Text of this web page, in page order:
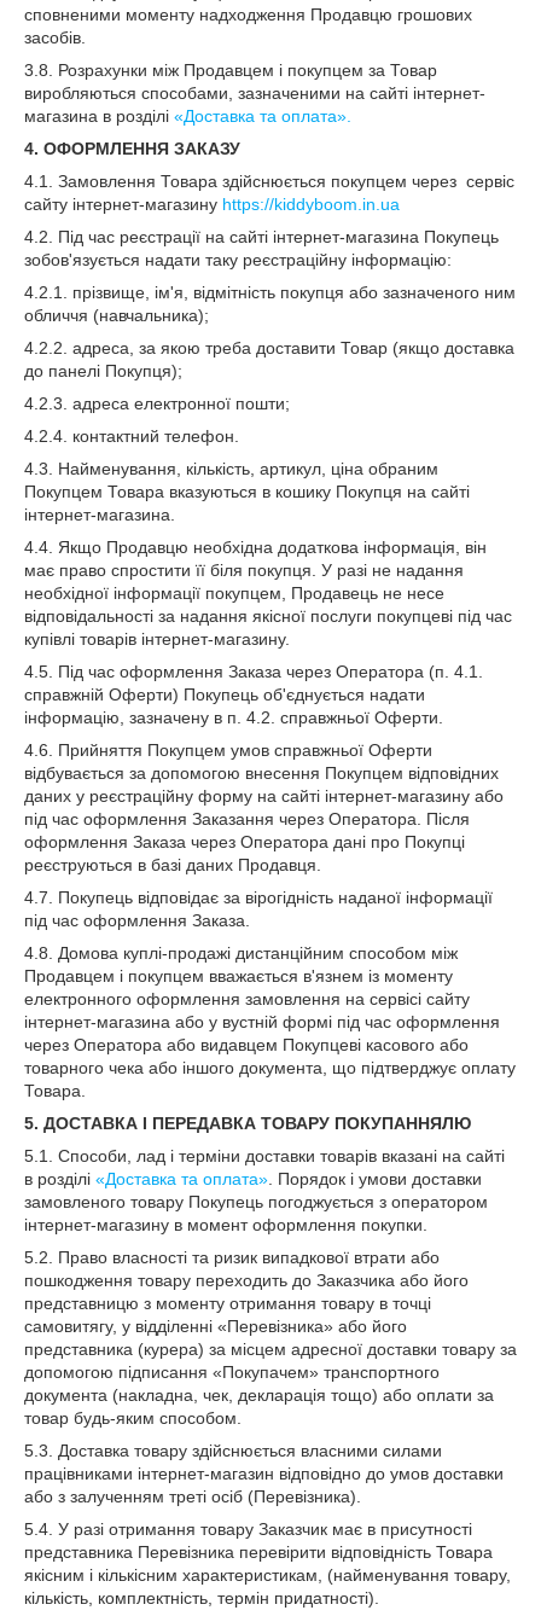
сповненими моменту надходження Продавцю грошових
засобів.
3.8. Розрахунки між Продавцем і покупцем за Товар
виробляються способами, зазначеними на сайті інтернет-
магазина в розділі «Доставка та оплата».
4. ОФОРМЛЕННЯ ЗАКАЗУ
4.1. Замовлення Товара здійснюється покупцем через сервіс
сайту інтернет-магазину https://kiddyboom.in.ua
4.2. Під час реєстрації на сайті інтернет-магазина Покупець
зобов'язується надати таку реєстраційну інформацію:
4.2.1. прізвище, ім'я, відмітність покупця або зазначеного ним
обличчя (навчальника);
4.2.2. адреса, за якою треба доставити Товар (якщо доставка
до панелі Покупця);
4.2.3. адреса електронної пошти;
4.2.4. контактний телефон.
4.3. Найменування, кількість, артикул, ціна обраним
Покупцем Товара вказуються в кошику Покупця на сайті
інтернет-магазина.
4.4. Якщо Продавцю необхідна додаткова інформація, він
має право спростити її біля покупця. У разі не надання
необхідної інформації покупцем, Продавець не несе
відповідальності за надання якісної послуги покупцеві під час
купівлі товарів інтернет-магазину.
4.5. Під час оформлення Заказа через Оператора (п. 4.1.
справжній Оферти) Покупець об'єднується надати
інформацію, зазначену в п. 4.2. справжньої Оферти.
4.6. Прийняття Покупцем умов справжньої Оферти
відбувається за допомогою внесення Покупцем відповідних
даних у реєстраційну форму на сайті інтернет-магазину або
під час оформлення Заказання через Оператора. Після
оформлення Заказа через Оператора дані про Покупці
реєструються в базі даних Продавця.
4.7. Покупець відповідає за вірогідність наданої інформації
під час оформлення Заказа.
4.8. Домова куплі-продажі дистанційним способом між
Продавцем і покупцем вважається в'язнем із моменту
електронного оформлення замовлення на сервісі сайту
інтернет-магазина або у вустній формі під час оформлення
через Оператора або видавцем Покупцеві касового або
товарного чека або іншого документа, що підтверджує оплату
Товара.
5. ДОСТАВКА І ПЕРЕДАВКА ТОВАРУ ПОКУПАННЯЛЮ
5.1. Способи, лад і терміни доставки товарів вказані на сайті
в розділі «Доставка та оплата» . Порядок і умови доставки
замовленого товару Покупець погоджується з оператором
інтернет-магазину в момент оформлення покупки.
5.2. Право власності та ризик випадкової втрати або
пошкодження товару переходить до Заказчика або його
представницю з моменту отримання товару в точці
самовитягу, у відділенні «Перевізника» або його
представника (курера) за місцем адресної доставки товару за
допомогою підписання «Покупачем» транспортного
документа (накладна, чек, декларація тощо) або оплати за
товар будь-яким способом.
5.3. Доставка товару здійснюється власними силами
працівниками інтернет-магазин відповідно до умов доставки
або з залученням треті осіб (Перевізника).
5.4. У разі отримання товару Заказчик має в присутності
представника Перевізника перевірити відповідність Товара
якісним і кількісним характеристикам, (найменування товару,
кількість, комплектність, термін придатності).